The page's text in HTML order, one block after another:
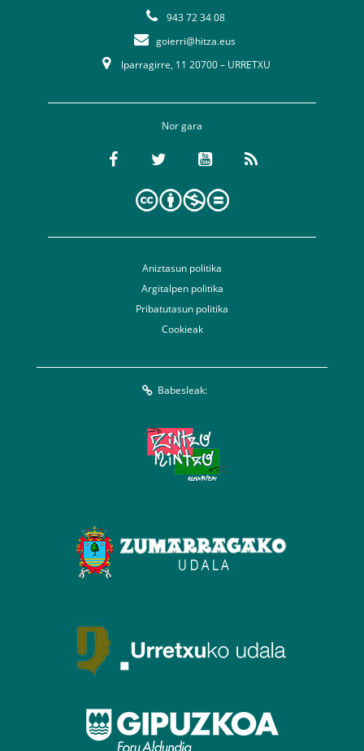
943 72 34 08
goierri@hitza.eus
Iparragirre, 11 20700 – URRETXU
Nor gara
Aniztasun politika
Argitalpen politika
Pribatutasun politika
Cookieak
Babesleak: